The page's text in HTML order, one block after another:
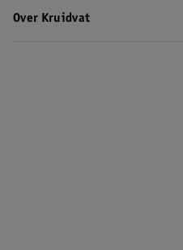
Over Kruidvat